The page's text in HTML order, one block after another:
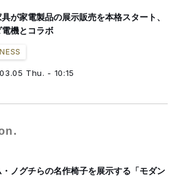
が家電製品の展示販売を本格スタート、
電機とコラボ
Thu. - 10:15
・ノグチらの名作椅子を展示する「モダン